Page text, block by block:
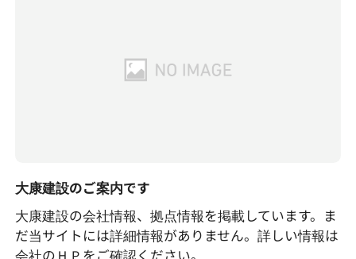
大康建設のご案内です
大康建設の会社情報、拠点情報を掲載しています。ま
だ当サイトには詳細情報がありません。詳しい情報は
会社のＨＰをご確認ください。